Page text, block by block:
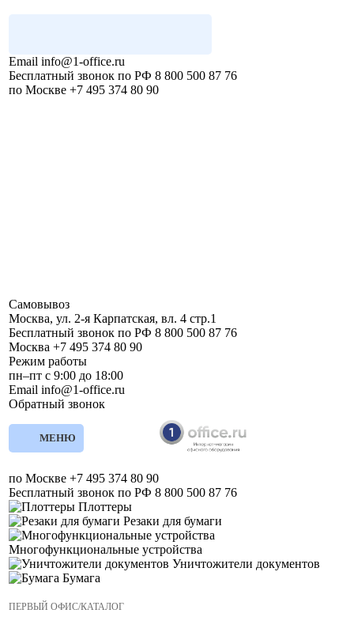
Email info@1-office.ru
Бесплатный звонок по РФ 8 800 500 87 76
по Москве +7 495 374 80 90
Самовывоз
Москва,ул. 2-я Карпатская, вл. 4 стр.1
Бесплатный звонок по РФ 8 800 500 87 76
Москва +7 495 374 80 90
Режим работы
пн–пт с 9:00 до 18:00
Email info@1-office.ru
Обратный звонок
МЕНЮ
по Москве +7 495 374 80 90
Бесплатный звонок по РФ 8 800 500 87 76
Плоттеры
Резаки для бумаги
Многофункциональные устройства
Уничтожители документов
Бумага
ПЕРВЫЙ ОФИС/КАТАЛОГ